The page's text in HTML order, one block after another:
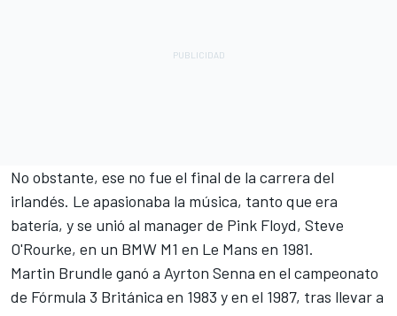
No obstante, ese no fue el final de la carrera del
irlandés. Le apasionaba la música, tanto que era
batería, y se unió al manager de Pink Floyd, Steve
O'Rourke, en un BMW M1 en Le Mans en 1981.
Martin Brundle ganó a Ayrton Senna en el campeonato
de Fórmula 3 Británica en 1983 y en el 1987, tras llevar a